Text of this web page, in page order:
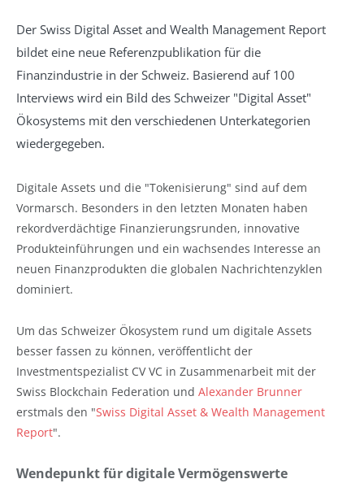
Der Swiss Digital Asset and Wealth Management Report
bildet eine neue Referenzpublikation für die
Finanzindustrie in der Schweiz. Basierend auf 100
Interviews wird ein Bild des Schweizer "Digital Asset"
Ökosystems mit den verschiedenen Unterkategorien
wiedergegeben.
Digitale Assets und die "Tokenisierung" sind auf dem
Vormarsch. Besonders in den letzten Monaten haben
rekordverdächtige Finanzierungsrunden, innovative
Produkteinführungen und ein wachsendes Interesse an
neuen Finanzprodukten die globalen Nachrichtenzyklen
dominiert.
Um das Schweizer Ökosystem rund um digitale Assets
besser fassen zu können, veröffentlicht der
Investmentspezialist CV VC in Zusammenarbeit mit der
Swiss Blockchain Federation und Alexander Brunner
erstmals den "Swiss Digital Asset & Wealth Management
Report".
Wendepunkt für digitale Vermögenswerte